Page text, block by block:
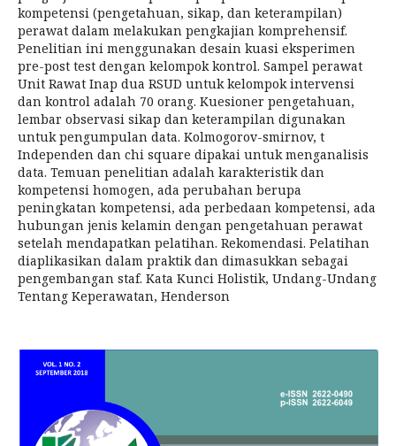
kompetensi (pengetahuan, sikap, dan keterampilan)
perawat dalam melakukan pengkajian komprehensif.
Penelitian ini menggunakan desain kuasi eksperimen
pre-post test dengan kelompok kontrol. Sampel perawat
Unit Rawat Inap dua RSUD untuk kelompok intervensi
dan kontrol adalah 70 orang. Kuesioner pengetahuan,
lembar observasi sikap dan keterampilan digunakan
untuk pengumpulan data. Kolmogorov-smirnov, t
Independen dan chi square dipakai untuk menganalisis
data. Temuan penelitian adalah karakteristik dan
kompetensi homogen, ada perubahan berupa
peningkatan kompetensi, ada perbedaan kompetensi, ada
hubungan jenis kelamin dengan pengetahuan perawat
setelah mendapatkan pelatihan. Rekomendasi. Pelatihan
diaplikasikan dalam praktik dan dimasukkan sebagai
pengembangan staf. Kata Kunci Holistik, Undang-Undang
Tentang Keperawatan, Henderson